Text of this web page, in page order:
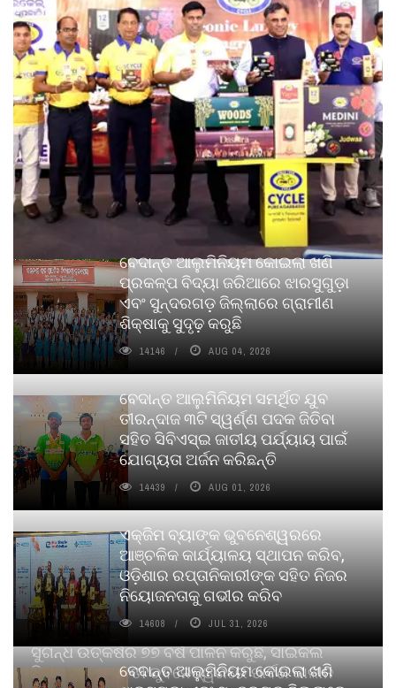
ସୁଗନ୍ଧ ଉତ୍କର୍ଷର ୭୭ ବର୍ଷ ପାଳନ କରୁଛି, ସାଇକଲ
ପିୟୋର୍‌ ଅଗରବତୀ ଭୁବନେଶ୍ୱରରେ ପାର୍ବଣ କାଳୀନ
ବେଦାନ୍ତ ଆଲୁମିନିୟମ କୋଇଲା ଖଣି
ପ୍ରକଳ୍ପ ବିଦ୍ୟା ଜରିଆରେ ଝାରସୁଗୁଡ଼ା
ଏବଂ ସୁନ୍ଦରଗଡ଼ ଜିଲ୍ଲାରେ ଗ୍ରାମୀଣ
ଶିକ୍ଷାକୁ ସୁଦୃଢ଼ କରୁଛି
14146 AUG 04, 2026
ବେଦାନ୍ତ ଆଲୁମିନିୟମ ସମର୍ଥିତ ଯୁବ
ତୀରନ୍ଦାଜ ୩ଟି ସ୍ୱର୍ଣ୍ଣ ପଦକ ଜିତିବା
ସହିତ ସିବିଏସ୍ଇ ଜାତୀୟ ପର୍ଯ୍ୟାୟ ପାଇଁ
ଯୋଗ୍ୟତା ଅର୍ଜନ କରିଛନ୍ତି
14439 AUG 01, 2026
ଏକ୍ଜିମ ବ୍ୟାଙ୍କ ଭୁବନେଶ୍ୱରରେ
ଆଞ୍ଚଳିକ କାର୍ଯ୍ୟାଳୟ ସ୍ଥାପନ କରିବ,
ଓଡ଼ିଶାର ରପ୍ତାନିକାରୀଙ୍କ ସହିତ ନିଜର
ନିୟୋଜନତାକୁ ଗଭୀର କରିବ
14608 JUL 31, 2026
ବେଦାନ୍ତ ଆଲୁମିନିୟମ କୋଇଲା ଖଣି